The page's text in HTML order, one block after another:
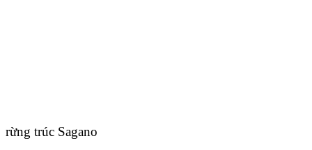
rừng trúc Sagano